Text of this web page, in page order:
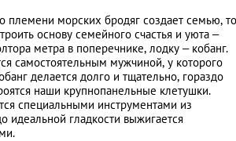
племени морских бродяг создает семью, то
основу семейного счастья и уюта –
метра в поперечнике, лодку – кобанг.
самостоятельным мужчиной, у которого
делается долго и тщательно, гораздо
наши крупнопанельные клетушки.
специальными инструментами из
идеальной гладкости выжигается